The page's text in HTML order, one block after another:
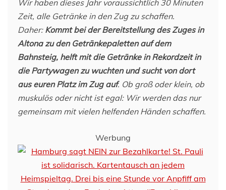
Wir haben dieses Jahr voraussichtlich 30 Minuten
Zeit, alle Getränke in den Zug zu schaffen.
Daher: Kommt bei der Bereitstellung des Zuges in
Altona zu den Getränkepaletten auf dem
Bahnsteig, helft mit die Getränke in Rekordzeit in
die Partywagen zu wuchten und sucht von dort
aus euren Platz im Zug auf. Ob groß oder klein, ob
muskulös oder nicht ist egal: Wir werden das nur
gemeinsam mit vielen helfenden Händen schaffen.
Werbung